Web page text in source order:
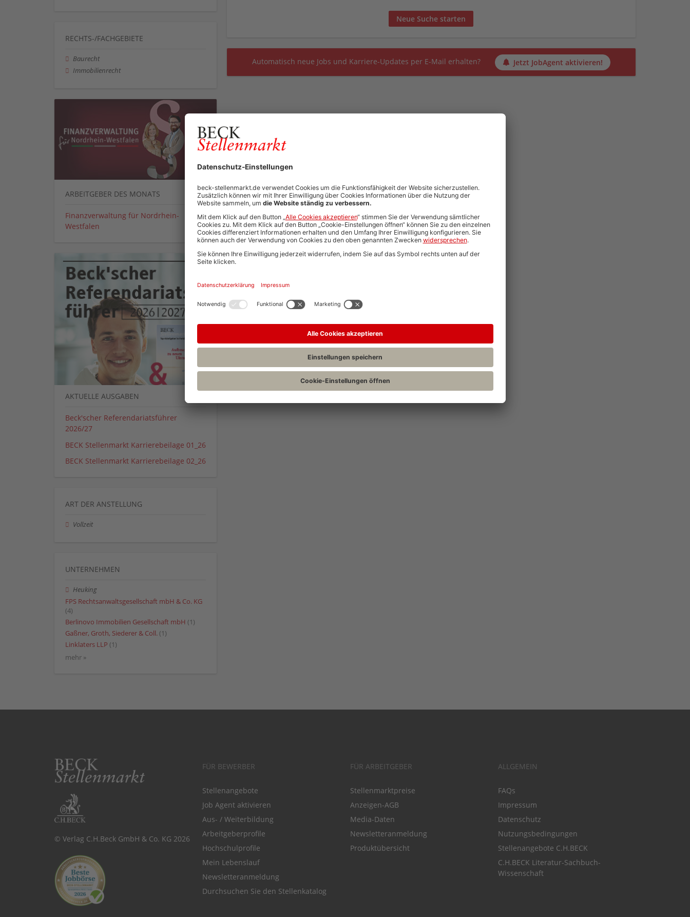
Neue Suche starten
Automatisch neue Jobs und Karriere-Updates per E-Mail erhalten? Jetzt JobAgent aktivieren!
RECHTS-/FACHGEBIETE
Baurecht
Immobilienrecht
ARBEITGEBER DES MONATS
Finanzverwaltung für Nordrhein-
Westfalen
AKTUELLE AUSGABEN
Beck'scher Referendariatsführer
2026/27
BECK Stellenmarkt Karrierebeilage 01_26
BECK Stellenmarkt Karrierebeilage 02_26
ART DER ANSTELLUNG
Vollzeit
UNTERNEHMEN
Heuking
FPS Rechtsanwaltsgesellschaft mbH & Co. KG
(4)
Berlinovo Immobilien Gesellschaft mbH (1)
Gaßner, Groth, Siederer & Coll. (1)
Linklaters LLP (1)
mehr »
© Verlag C.H.Beck GmbH & Co. KG 2026
FÜR BEWERBER
Stellenangebote
Job Agent aktivieren
Aus- / Weiterbildung
Arbeitgeberprofile
Hochschulprofile
Mein Lebenslauf
Newsletteranmeldung
Durchsuchen Sie den Stellenkatalog
FÜR ARBEITGEBER
Stellenmarktpreise
Anzeigen-AGB
Media-Daten
Newsletteranmeldung
Produktübersicht
ALLGEMEIN
FAQs
Impressum
Datenschutz
Nutzungsbedingungen
Stellenangebote C.H.BECK
C.H.BECK Literatur-Sachbuch-
Wissenschaft